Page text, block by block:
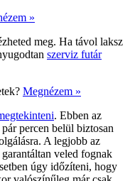
»
meg. Ha távol laksz
szerviz futár
Megnézem »
. Ebben az
percen belül biztosan
A legjobb az
veled fognak
úgy időzíteni, hogy